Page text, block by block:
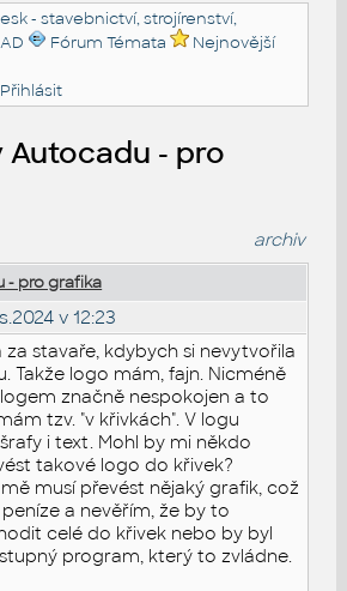
- stavebnictví, strojírenství,
Fórum Témata
Nejnovější
Přihlásit
Autocadu - pro
archiv
- pro grafika
v 12:23
stavaře, kdybych si nevytvořila
Takže logo mám, fajn. Nicméně
značně nespokojen a to
tzv. "v křivkách". V logu
i text. Mohl by mi někdo
takové logo do křivek?
musí převést nějaký grafik, což
a nevěřím, že by to
celé do křivek nebo by byl
program, který to zvládne.